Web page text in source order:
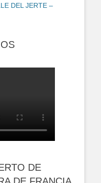
DEL JERTE –
DE